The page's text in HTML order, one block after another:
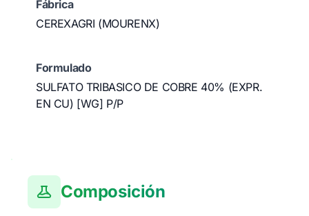
Fábrica
CEREXAGRI (MOURENX)
Formulado
SULFATO TRIBASICO DE COBRE 40% (EXPR.
EN CU) [WG] P/P
Composición